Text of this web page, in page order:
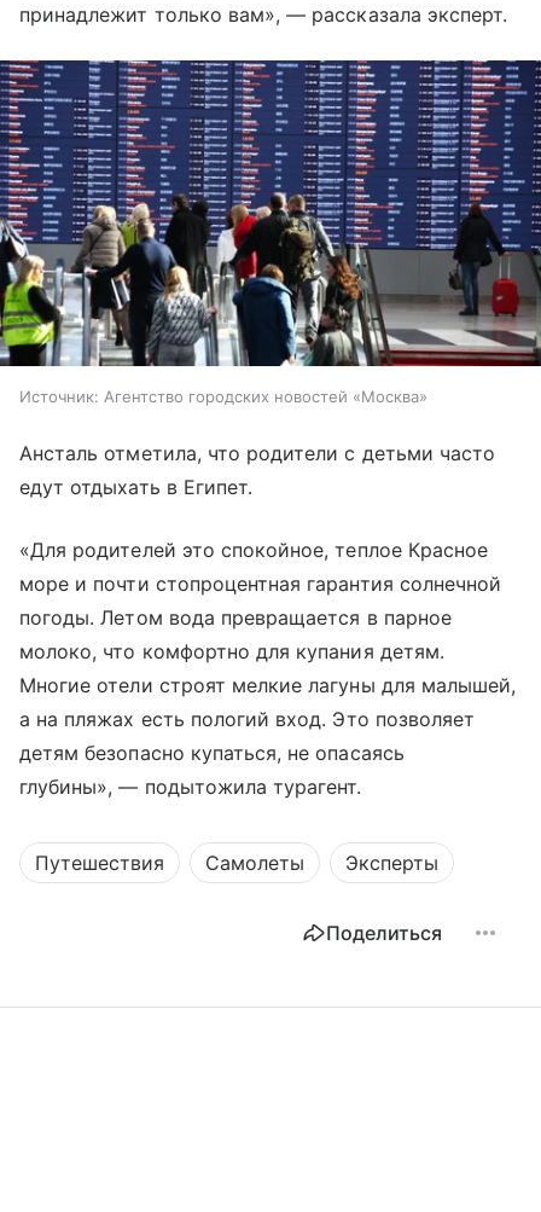
принадлежит только вам», — рассказала эксперт.
Источник: Агентство городских новостей «Москва»
Ансталь отметила, что родители с детьми часто
едут отдыхать в Египет.
«Для родителей это спокойное, теплое Красное
море и почти стопроцентная гарантия солнечной
погоды. Летом вода превращается в парное
молоко, что комфортно для купания детям.
Многие отели строят мелкие лагуны для малышей,
а на пляжах есть пологий вход. Это позволяет
детям безопасно купаться, не опасаясь
глубины», — подытожила турагент.
Путешествия Самолеты Эксперты
Поделиться